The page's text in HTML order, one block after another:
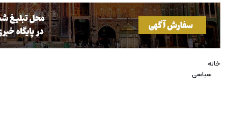
خانه
سیاسی